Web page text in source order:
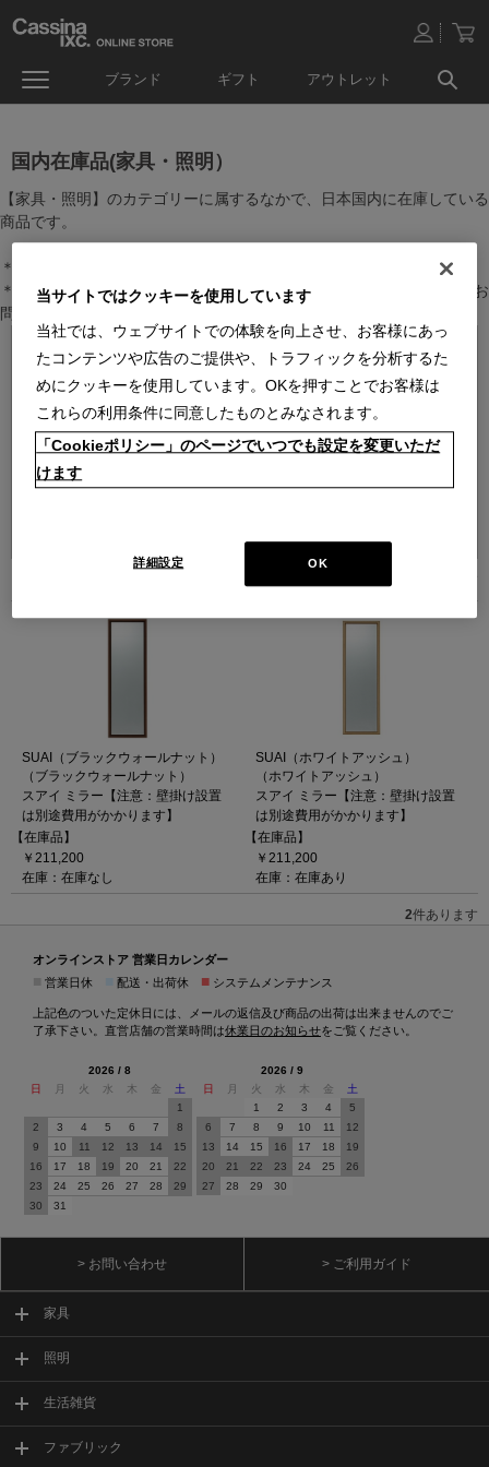
ブランド ギフト アウトレット
国内在庫品(家具・照明）
【家具・照明】のカテゴリーに属するなかで、日本国内に在庫している
商品です。
＊絞り込み機能で商品検索することができます。
＊全店舗で在庫を共有しておりますので、最新の在庫状況についてはお
問い合わせください。
SUAI（ブラックウォールナット）
（ブラックウォールナット）
スアイ ミラー【注意：壁掛け設置
は別途費用がかかります】
【在庫品】
￥211,200
在庫：在庫なし
SUAI（ホワイトアッシュ）
（ホワイトアッシュ）
スアイ ミラー【注意：壁掛け設置
は別途費用がかかります】
【在庫品】
￥211,200
在庫：在庫あり
2件あります
オンラインストア 営業日カレンダー
営業日休 配送・出荷休 ■ システムメンテナンス
上記色のついた定休日には、メールの返信及び商品の出荷は出来ませんのでご
了承下さい。直営店舗の営業時間は休業日のお知らせをご覧ください。
2026 / 8
日
月 火 水 木 金
土
1
2
3 4 5 6 7
8
9
10 11 12 13 14
15
16
17 18 19 20 21
22
23
24 25 26 27 28
29
30
31
2026 / 9
日
月 火 水 木 金
土
1
2 3 4
5
6
7 8 9 10 11
12
13
14 15 16 17 18
19
20
21 22 23 24 25
26
27
28 29 30
> お問い合わせ > ご利用ガイド
家具
照明
生活雑貨
ファブリック
当サイトではクッキーを使用しています
当社では、ウェブサイトでの体験を向上させ、お客様にあっ
たコンテンツや広告のご提供や、トラフィックを分析するた
めにクッキーを使用しています。OKを押すことでお客様は
これらの利用条件に同意したものとみなされます。
「Cookieポリシー」のページでいつでも設定を変更いただ
けます
OK
詳細設定